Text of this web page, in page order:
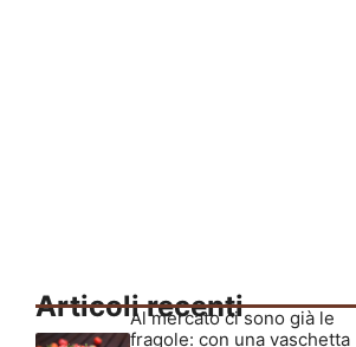
Articoli recenti
Al mercato ci sono già le
fragole: con una vaschetta